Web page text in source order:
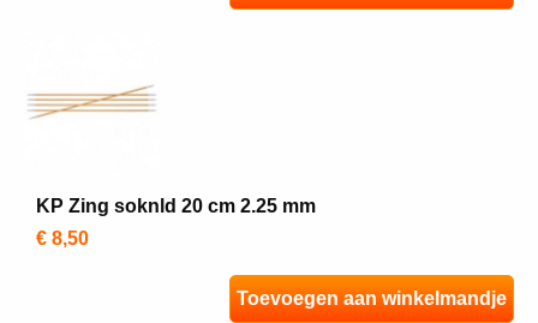
KP Zing soknld 20 cm 2.25 mm
€ 8,50
Toevoegen aan winkelmandje